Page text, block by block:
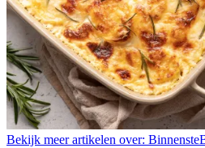
Bekijk meer artikelen over: